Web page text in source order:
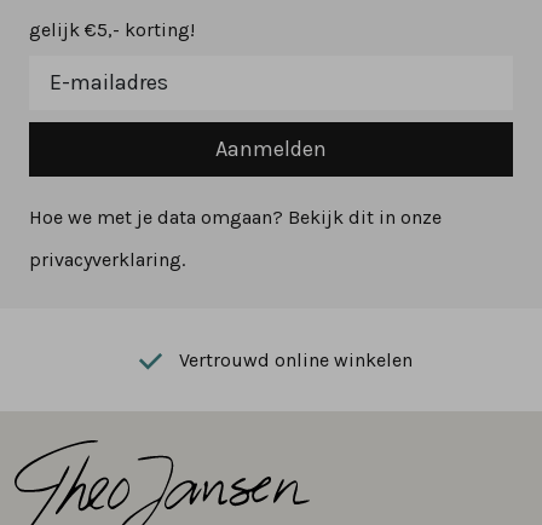
gelijk €5,- korting!
Aanmelden
Hoe we met je data omgaan? Bekijk dit in onze
privacyverklaring.
Vertrouwd online winkelen